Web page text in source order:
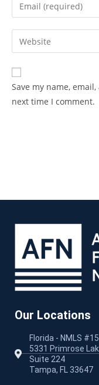
Save my name,
next time I comment.
Our Locations
Florida - NMLS
5331 Primrose
Suite 224
Tampa, FL 33647